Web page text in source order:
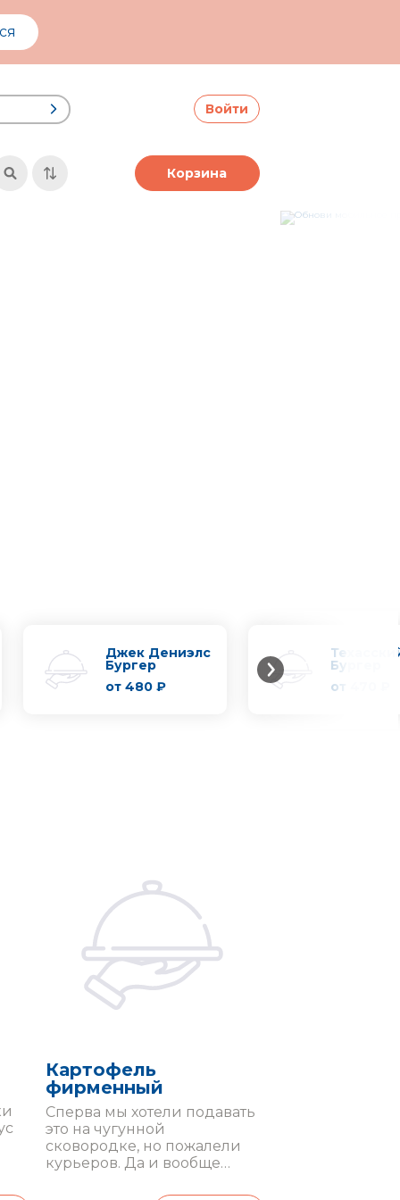
Войти
Корзина
Джек Дениэлс
Бургер
от 480 ₽
Бургер
от
Картофель
фирменный
Сперва мы хотели подавать
это на чугунной
сковородке, но пожалели
курьеров. Да и вообще